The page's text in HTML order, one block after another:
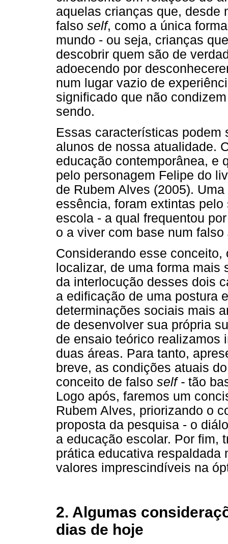
aquelas crianças que, desde
falso self, como a única
mundo - ou seja, crianças
descobrir quem são de
adoecendo por
num lugar vazio de
significado que não
sendo.
Essas características podem
alunos de nossa atualidade.
educação contemporânea, e
pelo personagem Felipe do
de Rubem Alves (2005).
essência, foram extintas
escola - a qual frequentou
o a viver com base num falso
Considerando esse
localizar, de uma forma
da interlocução desses dois
a edificação de uma postura
determinações sociais mais
de desenvolver sua própria
de ensaio teórico realizamos
duas áreas. Para tanto,
breve, as condições atuais
conceito de falso self - tão
Logo após, faremos um
Rubem Alves, priorizando o
proposta da pesquisa - o
a educação escolar. Por fim,
prática educativa respaldada
valores imprescindíveis na
2. Algumas
dias de hoje